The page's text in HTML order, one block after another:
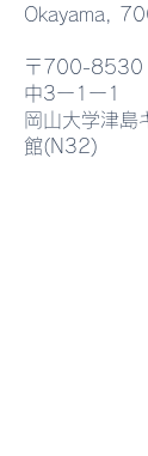
グに関
研究の
Report
た。
Okayama,
〒700-8530
中3ー1ー1
岡山大学津
館(N32)